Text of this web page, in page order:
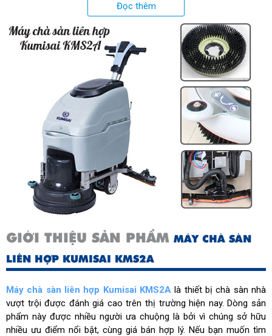
Đường kính bàn chà 455mm
Độ dài dây điện
Kích thước đóng gói 965 x 615 x 1020mm
Xuất xứ:
Chính hãng, sản xuất theo
công nghệ Nhật Bản
Đọc thêm
GIỚI THIỆU SẢN PHẨM MÁY CHÀ SÀN
LIÊN HỢP KUMISAI KMS2A
Máy chà sàn liên hợp Kumisai KMS2A là thiết bị chà sàn nhà
vượt trội được đánh giá cao trên thị trường hiện nay. Dòng sản
phẩm này được nhiều người ưa chuộng là bởi vì chúng sở hữu
nhiều ưu điểm nổi bật, cùng giá bán hợp lý. Nếu bạn muốn tìm